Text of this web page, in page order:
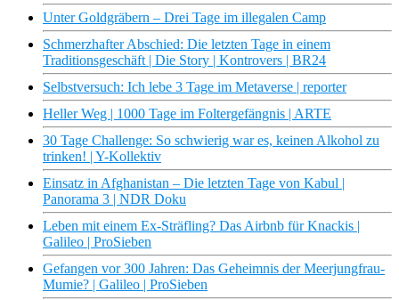
Unter Goldgräbern – Drei Tage im illegalen Camp
Schmerzhafter Abschied: Die letzten Tage in einem
Traditionsgeschäft | Die Story | Kontrovers | BR24
Selbstversuch: Ich lebe 3 Tage im Metaverse | reporter
Heller Weg | 1000 Tage im Foltergefängnis | ARTE
30 Tage Challenge: So schwierig war es, keinen Alkohol zu
trinken! | Y-Kollektiv
Einsatz in Afghanistan – Die letzten Tage von Kabul |
Panorama 3 | NDR Doku
Leben mit einem Ex-Sträfling? Das Airbnb für Knackis |
Galileo | ProSieben
Gefangen vor 300 Jahren: Das Geheimnis der Meerjungfrau-
Mumie? | Galileo | ProSieben